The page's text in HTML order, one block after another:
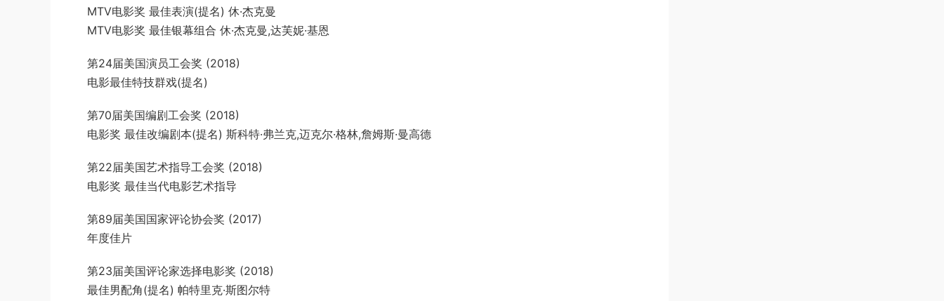
MTV电影奖 最佳表演(提名) 休·杰克曼
MTV电影奖 最佳银幕组合 休·杰克曼,达芙妮·基恩
第24届美国演员工会奖 (2018)
电影最佳特技群戏(提名)
第70届美国编剧工会奖 (2018)
电影奖 最佳改编剧本(提名) 斯科特·弗兰克,迈克尔·格林,詹姆斯·曼高德
第22届美国艺术指导工会奖 (2018)
电影奖 最佳当代电影艺术指导
第89届美国国家评论协会奖 (2017)
年度佳片
第23届美国评论家选择电影奖 (2018)
最佳男配角(提名) 帕特里克·斯图尔特